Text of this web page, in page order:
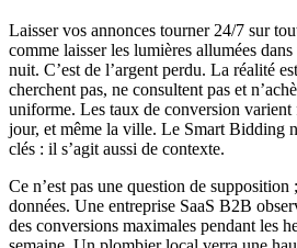
Laisser vos annonces tourner 24/7 sur
comme laisser les lumières allumées
nuit. C’est de l’argent perdu. La réalité
cherchent pas, ne consultent pas et
uniforme. Les taux de conversion varient
jour, et même la ville. Le Smart Bidding
clés : il s’agit aussi de contexte.
Ce n’est pas une question de supposition
données. Une entreprise SaaS B2B
des conversions maximales pendant les